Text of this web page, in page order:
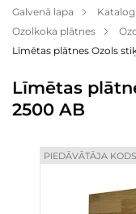
Apmaksa
Par mums
Blogs
Galvenā lapa
Ozolkoka plātnes
Līmētas plātnes Ozols
Līmētas
2500 AB
PIEDĀVĀTĀJA